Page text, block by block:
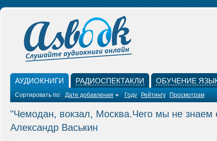
АУДИОКНИГИ РАДИОСПЕКТАКЛИ ОБУЧЕНИЕ
Сортировать по: Дате добавления Году Рейтингу Просмотрам
"Чемодан, вокзал, Москва.Чего мы не знаем
Александр Васькин